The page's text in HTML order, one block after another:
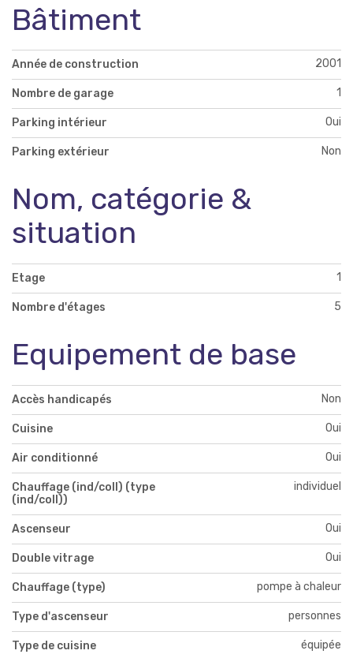
Bâtiment
Année de construction 2001
Nombre de garage 1
Parking intérieur Oui
Parking extérieur Non
Nom, catégorie &
situation
Etage 1
Nombre d'étages 5
Equipement de base
Accès handicapés Non
Cuisine Oui
Air conditionné Oui
Chauffage (ind/coll) (type
(ind/coll))
individuel
Ascenseur Oui
Double vitrage Oui
Chauffage (type) pompe à chaleur
Type d'ascenseur personnes
Type de cuisine équipée